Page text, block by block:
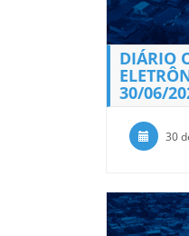
DIÁRIO
30/06/
30